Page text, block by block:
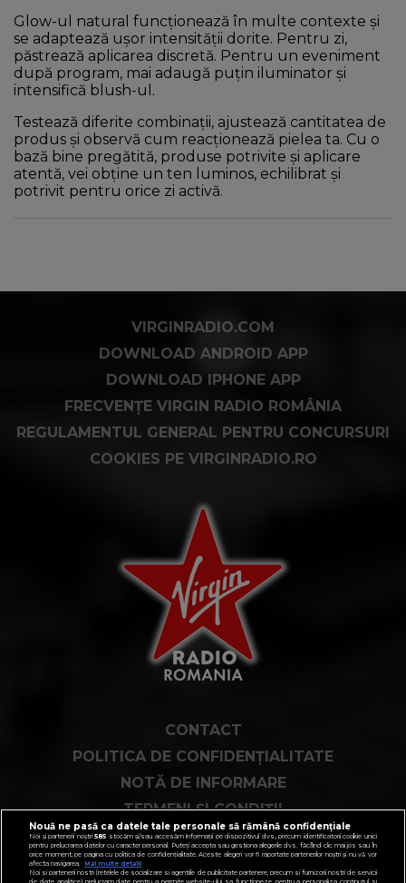
Glow-ul natural funcționează în multe contexte și
se adaptează ușor intensității dorite. Pentru zi,
păstrează aplicarea discretă. Pentru un eveniment
după program, mai adaugă puțin iluminator și
intensifică blush-ul.
Testează diferite combinații, ajustează cantitatea de
produs și observă cum reacționează pielea ta. Cu o
bază bine pregătită, produse potrivite și aplicare
atentă, vei obține un ten luminos, echilibrat și
potrivit pentru orice zi activă.
VIRGINRADIO.COM
DOWNLOAD ANDROID APP
DOWNLOAD IPHONE APP
FRECVENȚE VIRGIN RADIO ROMÂNIA
REGULAMENTUL GENERAL PENTRU CONCURSURI
COOKIES PE VIRGINRADIO.RO
CONTACT
POLITICA DE CONFIDENȚIALITATE
NOTĂ DE INFORMARE
TERMENI ȘI CONDIȚII
COD DEONTOLOGIC
PUBLICITATE PRIN RRM
Nouă ne pasă ca datele tale personale să rămână confidențiale
Noi și partenerii noștri585 stocăm și/sau accesăm informații pe dispozitivul dvs., precum identificatorii cookie unici
pentru prelucrarea datelor cu caracter personal. Puteți accepta sau gestiona alegerile dvs. făcând clic mai jos sau în
orice moment, pe pagina cu politica de confidențialitate. Aceste alegeri vor fi raportate partenerilor noștri și nu vă vor
afecta navigarea.
Mai multe detalii
Noi si partenerii nostri (retelele de socializare si agentiile de publicitate partenere, precum si furnizorii nostri de servicii